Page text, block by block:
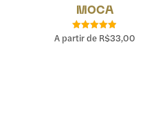
MOCA
Avaliação
A partir de R$33,00